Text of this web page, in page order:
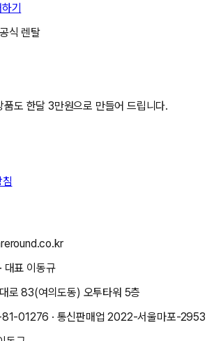
기
공식 렌탈
도 한달 3만원으로 만들어 드립니다.
· 대표 이동규
로 83(여의도동) 오투타워 5층
01276 · 통신판매업2022-서울마포-2953